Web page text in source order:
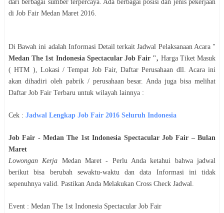
dari berbagai sumber terpercaya. Ada berbagai posisi dan jenis pekerjaan
di Job Fair Medan Maret 2016
Di Bawah ini adalah Informasi Detail terkait Jadwal Pelaksanaan Acara "
Medan The 1st Indonesia Spectacular Job Fair ", Harga Tiket Masuk
( HTM ), Lokasi / Tempat Job Fair, Daftar Perusahaan dll. Acara ini
akan dihadiri oleh pabrik / perusahaan besar. Anda juga bisa melihat
Daftar Job Fair Terbaru untuk wilayah lainnya :
Cek : Jadwal Lengkap Job Fair 2016 Seluruh Indonesia
Job Fair -Medan The 1st Indonesia Spectacular Job Fair – Bulan
Maret
Lowongan Kerja Medan Maret - Perlu Anda ketahui bahwa jadwal
berikut bisa berubah sewaktu-waktu dan data Informasi ini tidak
sepenuhnya valid. Pastikan Anda Melakukan Cross Check Jadwal.
Event : Medan The 1st Indonesia Spectacular Job Fair